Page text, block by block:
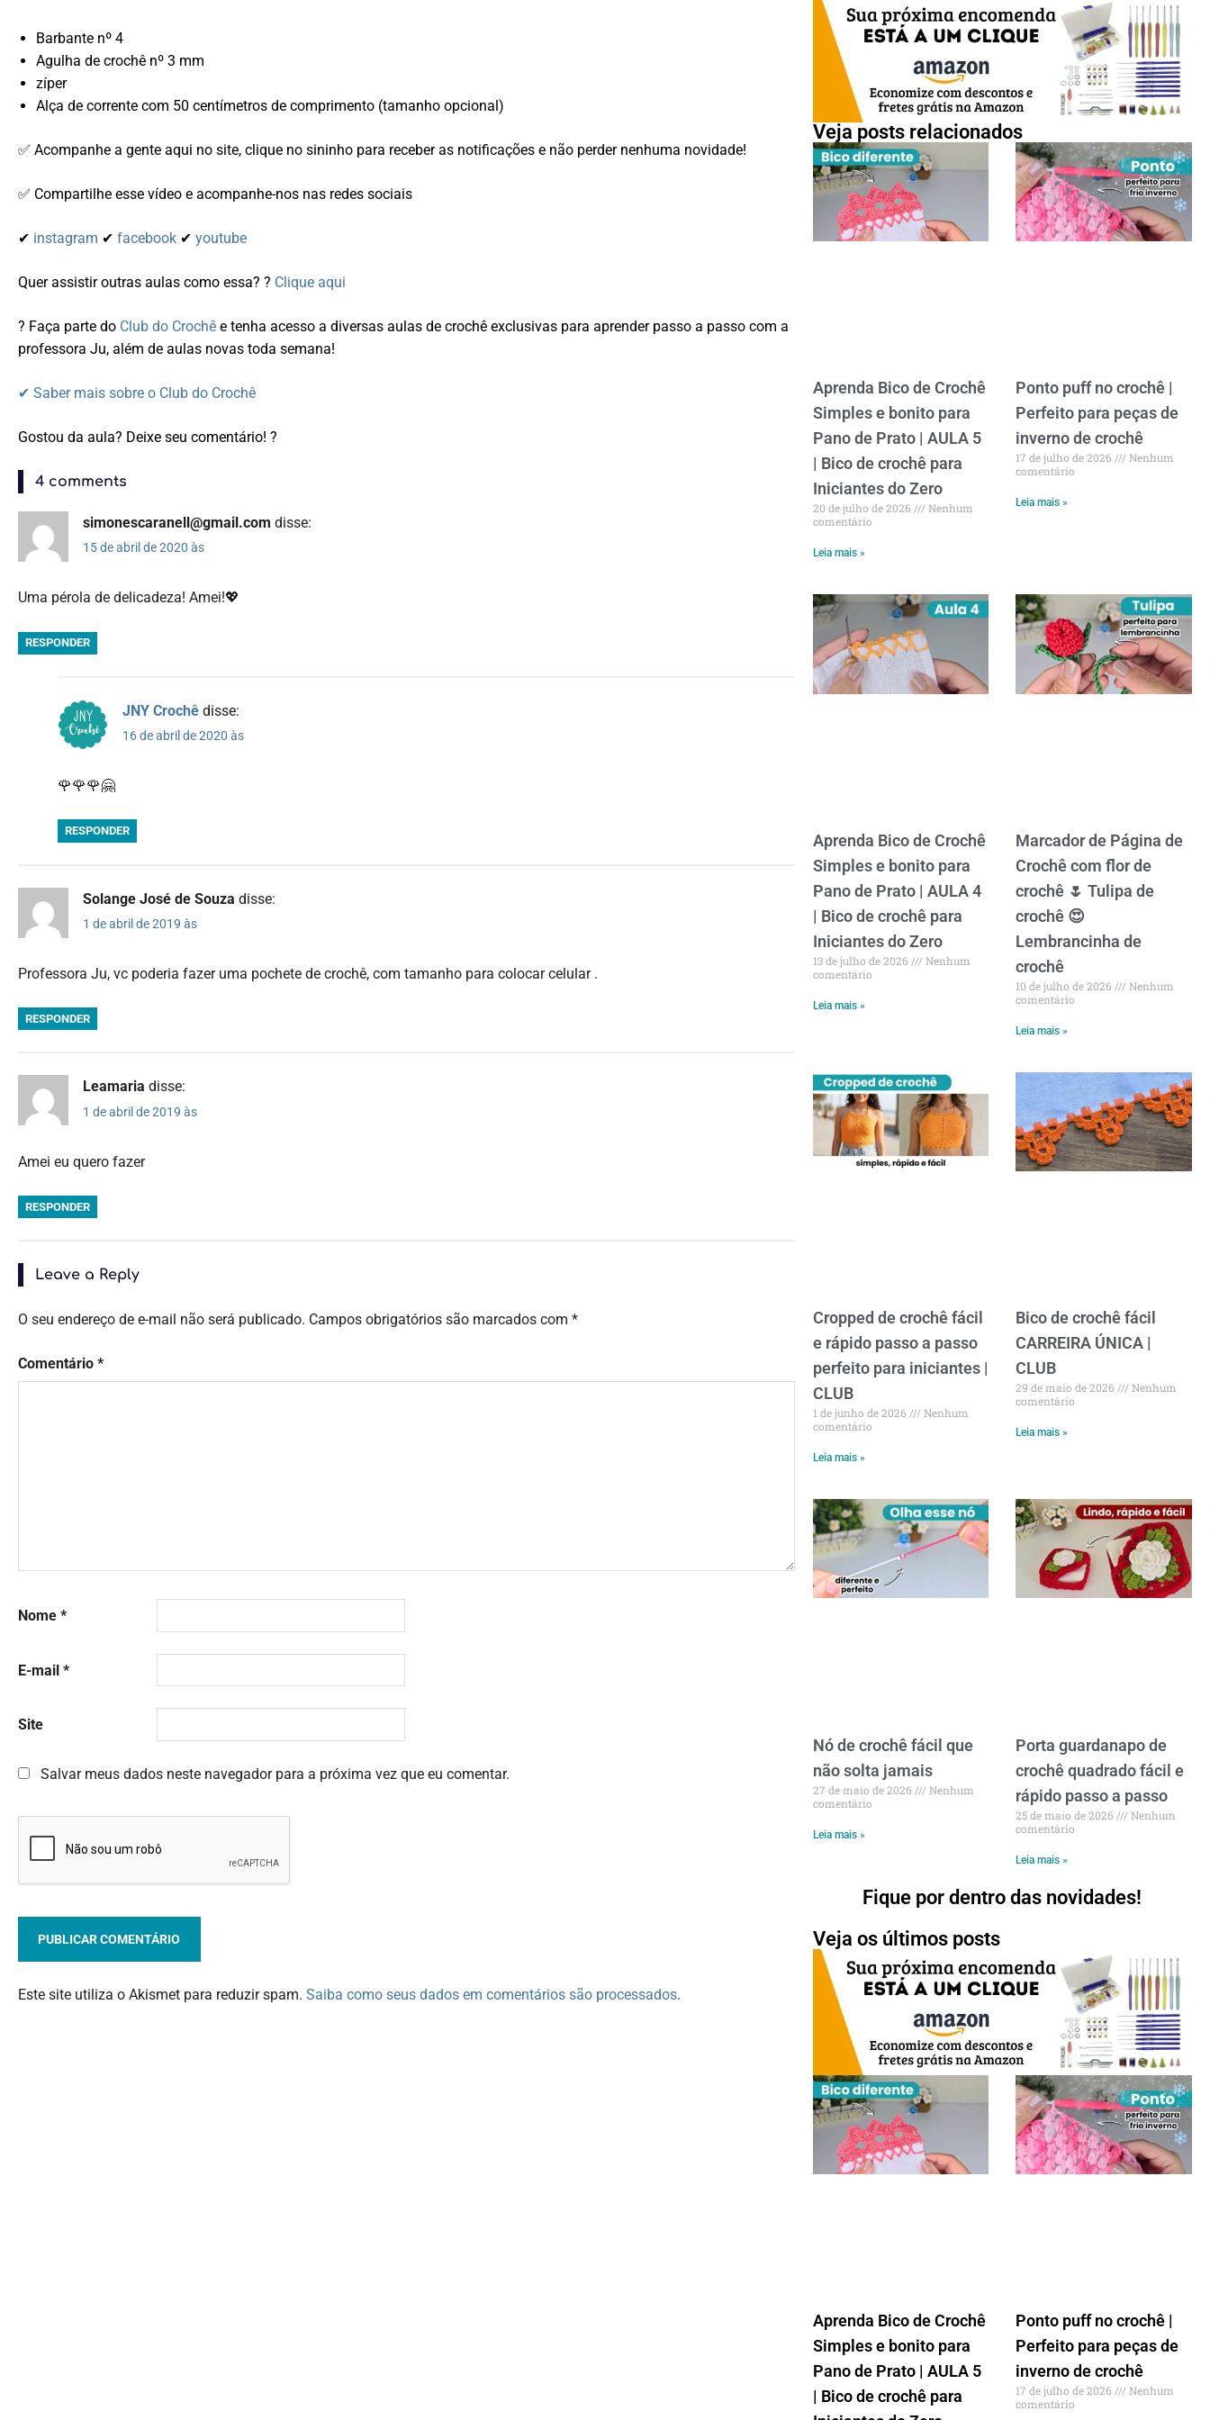
Veja posts relacionados
Aprenda Bico de Crochê
Simples e bonito para
Pano de Prato | AULA 5
| Bico de crochê para
Iniciantes do Zero
20 de julho de 2026
Nenhum
comentário
Leia mais »
Ponto puff no crochê |
Perfeito para peças de
inverno de crochê
17 de julho de 2026
Nenhum
comentário
Leia mais »
Aprenda Bico de Crochê
Simples e bonito para
Pano de Prato | AULA 4
| Bico de crochê para
Iniciantes do Zero
13 de julho de 2026
Nenhum
comentário
Leia mais »
Marcador de Página de
Crochê com flor de
crochê 🌷 Tulipa de
crochê 😍
Lembrancinha de
crochê
10 de julho de 2026
Nenhum
comentário
Leia mais »
Cropped de crochê fácil
e rápido passo a passo
perfeito para iniciantes |
CLUB
1 de junho de 2026
Nenhum
comentário
Leia mais »
Bico de crochê fácil
CARREIRA ÚNICA |
CLUB
29 de maio de 2026
Nenhum
comentário
Leia mais »
Nó de crochê fácil que
não solta jamais
27 de maio de 2026
Nenhum
comentário
Leia mais »
Porta guardanapo de
crochê quadrado fácil e
rápido passo a passo
25 de maio de 2026
Nenhum
comentário
Leia mais »
Fique por dentro das novidades!
Veja os últimos posts
Aprenda Bico de Crochê
Simples e bonito para
Pano de Prato | AULA 5
| Bico de crochê para
Ponto puff no crochê |
Perfeito para peças de
inverno de crochê
17 de julho de 2026
Nenhum
comentário
Barbante nº 4
Agulha de crochê nº 3 mm
zíper
Alça de corrente com 50 centímetros de comprimento (tamanho opcional)
✅ Acompanhe a gente aqui no site, clique no sininho para receber as notificações e não perder nenhuma novidade!
✅ Compartilhe esse vídeo e acompanhe-nos nas redes sociais
✔ instagram ✔facebook ✔youtube
Quer assistir outras aulas como essa? ? Clique aqui
? Faça parte do Club do Crochê e tenha acesso a diversas aulas de crochê exclusivas para aprender passo a passo com a
professora Ju, além de aulas novas toda semana!
✔ Saber mais sobre o Club do Crochê
Gostou da aula? Deixe seu comentário! ?
4 comments
simonescaranell@gmail.com disse:
15 de abril de 2020 às
Uma pérola de delicadeza! Amei!💖
RESPONDER
JNY Crochê disse:
16 de abril de 2020 às
🌹🌹🌹🤗
RESPONDER
Solange José de Souza disse:
1 de abril de 2019 às
Professora Ju, vc poderia fazer uma pochete de crochê, com tamanho para colocar celular .
RESPONDER
Leamaria disse:
1 de abril de 2019 às
Amei eu quero fazer
RESPONDER
Leave a Reply
O seu endereço de e-mail não será publicado. Campos obrigatórios são marcados com*
Comentário*
Nome*
E-mail*
Site
Salvar meus dados neste navegador para a próxima vez que eu comentar.
Este site utiliza o Akismet para reduzir spam.Saiba como seus dados em comentários são processados.